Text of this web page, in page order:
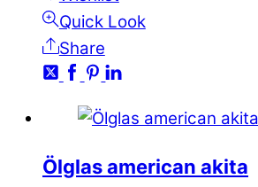
Quick Look
Share
Ölglas american akita